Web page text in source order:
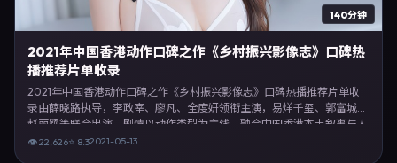
140分钟
2021年中国香港动作口碑之作《乡村振兴影像志》口碑热
播推荐片单收录
2021年中国香港动作口碑之作《乡村振兴影像志》口碑热播推荐片单收
录由薛晓路执导，李政宰、廖凡、全度妍领衔主演，易烊千玺、郭富城、
赵丽颖等联合出演。剧情以动作类型为主线，融合中国香港本土叙事与人
物弧光，适合检索「动作电影 中国香港 薛晓路 李政宰」等关键词的观
👁22,626⭐ 8.32021-05-13